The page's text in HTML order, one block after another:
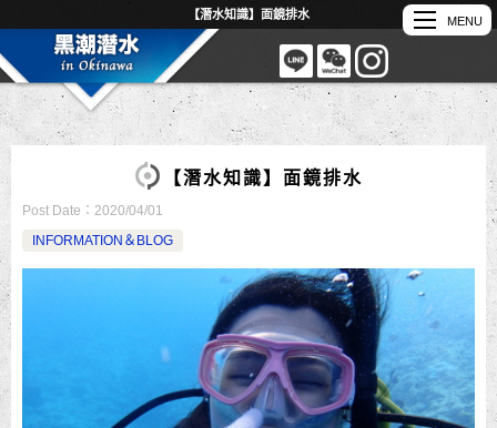
【潛水知識】面鏡排水
【潛水知識】面鏡排水
Post Date： 2020/04/01
INFORMATION＆BLOG